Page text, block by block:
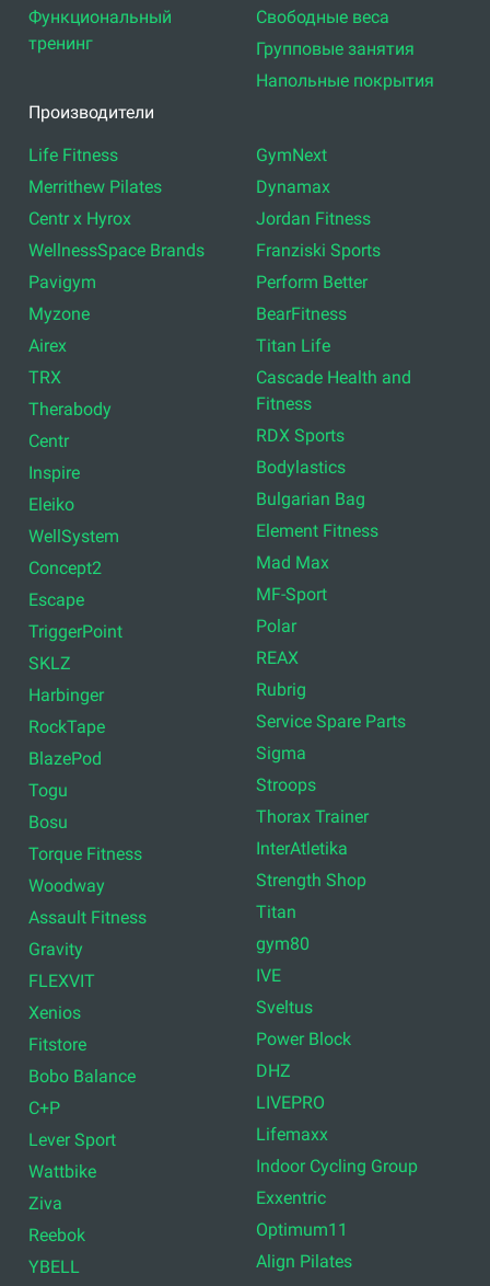
Функциональный
тренинг
Свободные веса
Групповые занятия
Напольные покрытия
Производители
Life Fitness
Merrithew Pilates
Centr x Hyrox
WellnessSpace Brands
Pavigym
Myzone
Airex
TRX
Therabody
Centr
Inspire
Eleiko
WellSystem
Concept2
Escape
TriggerPoint
SKLZ
Harbinger
RockTape
BlazePod
Togu
Bosu
Torque Fitness
Woodway
Assault Fitness
Gravity
FLEXVIT
Xenios
Fitstore
Bobo Balance
C+P
Lever Sport
Wattbike
Ziva
Reebok
YBELL
GymNext
Dynamax
Jordan Fitness
Franziski Sports
Perform Better
BearFitness
Titan Life
Cascade Health and
Fitness
RDX Sports
Bodylastics
Bulgarian Bag
Element Fitness
Mad Max
MF-Sport
Polar
REAX
Rubrig
Service Spare Parts
Sigma
Stroops
Thorax Trainer
InterAtletika
Strength Shop
Titan
gym80
IVE
Sveltus
Power Block
DHZ
LIVEPRO
Lifemaxx
Indoor Cycling Group
Exxentric
Optimum11
Align Pilates